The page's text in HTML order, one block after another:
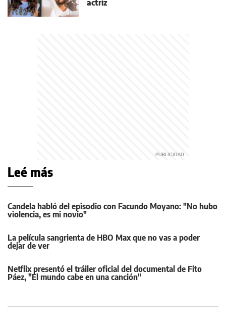
actriz
Leé más
Candela habló del episodio con Facundo Moyano: "No hubo
violencia, es mi novio"
La película sangrienta de HBO Max que no vas a poder
dejar de ver
Netflix presentó el tráiler oficial del documental de Fito
Páez, "El mundo cabe en una canción"